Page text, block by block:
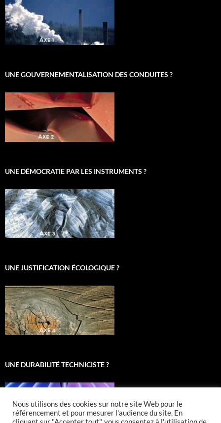
UNE GOUVERNEMENTALISATION DES CONDUITES ?
UNE DÉMOCRATIE PAR LES INSTRUMENTS ?
UNE JUSTIFICATION ÉCOLOGIQUE ?
UNE DURABILITÉ TECHNICISTE ?
Nous utilisons des cookies sur notre site Web pour le
référencement et pour mesurer l'audience du site. En